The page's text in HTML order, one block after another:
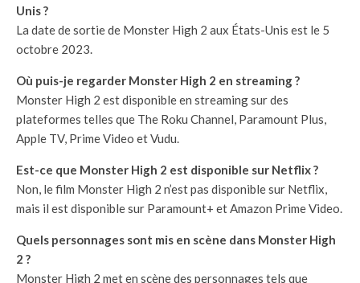
Unis ?
La date de sortie de Monster High 2 aux États-Unis est le 5
octobre 2023.
Où puis-je regarder Monster High 2 en streaming ?
Monster High 2 est disponible en streaming sur des
plateformes telles que The Roku Channel, Paramount Plus,
Apple TV, Prime Video et Vudu.
Est-ce que Monster High 2 est disponible sur Netflix ?
Non, le film Monster High 2 n’est pas disponible sur Netflix,
mais il est disponible sur Paramount+ et Amazon Prime Video.
Quels personnages sont mis en scène dans Monster High
2 ?
Monster High 2 met en scène des personnages tels que